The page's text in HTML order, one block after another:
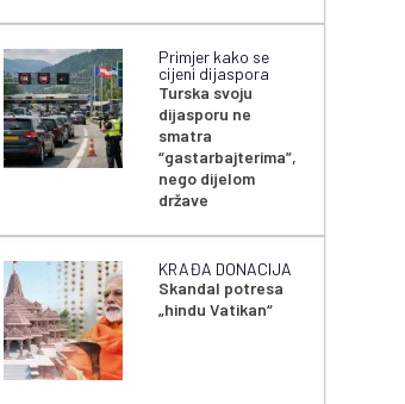
Primjer kako se
cijeni dijaspora
Turska svoju
dijasporu ne
smatra
“gastarbajterima”,
nego dijelom
države
KRAĐA DONACIJA
Skandal potresa
„hindu Vatikan“